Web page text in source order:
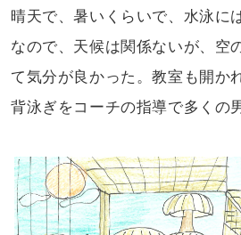
晴天で、暑いくらいで、水泳に
なので、天候は関係ないが、空
て気分が良かった。教室も開か
背泳ぎをコーチの指導で多くの